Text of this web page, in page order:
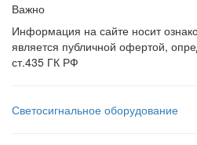
Важно
Информация на сайте носит
является публичной офертой,
ст.435 ГК РФ
Светосигнальное оборудование